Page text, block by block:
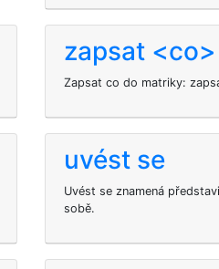
zapsat
Zapsat co do matriky:
uvést se
Uvést se znamená
sobě.